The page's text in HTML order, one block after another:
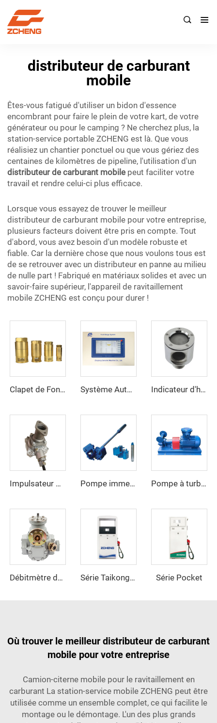

distributeur de carburant
mobile
Êtes-vous fatigué d'utiliser un bidon d'essence
encombrant pour faire le plein de votre kart, de votre
générateur ou pour le camping ? Ne cherchez plus, la
station-service portable ZCHENG est là. Que vous
réalisiez un chantier ponctuel ou que vous gériez des
centaines de kilomètres de pipeline, l'utilisation d'un
distributeur de carburant mobile peut faciliter votre
travail et rendre celui-ci plus efficace.
Lorsque vous essayez de trouver le meilleur
distributeur de carburant mobile pour votre entreprise,
plusieurs facteurs doivent être pris en compte. Tout
d'abord, vous avez besoin d'un modèle robuste et
fiable. Car la dernière chose que nous voulons tous est
de se retrouver avec un distributeur en panne au milieu
de nulle part ! Fabriqué en matériaux solides et avec un
savoir-faire supérieur, l'appareil de ravitaillement
mobile ZCHENG est conçu pour durer !
Clapet de Fond ZCFV-01 Système Automatique de Jaugeage de Réservoir Indicateur d'huile ZCI-01
Impulsateur ZCPS-900 Pompe immergée ZCSP-250L-B Pompe à turbine GPL
Débitmètre de gaz propane Série Taikong II Série Pocket
Où trouver le meilleur distributeur de carburant
mobile pour votre entreprise
Camion-citerne mobile pour le ravitaillement en
carburant La station-service mobile ZCHENG peut être
utilisée comme un ensemble complet, ce qui facilite le
montage ou le démontage. L'un des plus grands